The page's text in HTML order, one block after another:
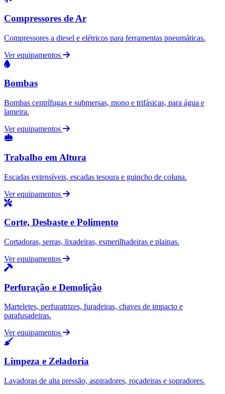
Compressores de Ar
Compressores a diesel e elétricos para ferramentas pneumáticas.
Ver equipamentos
Bombas
Bombas centrífugas e submersas, mono e trifásicas, para água e
lameira.
Ver equipamentos
Trabalho em Altura
Escadas extensíveis, escadas tesoura e guincho de coluna.
Ver equipamentos
Corte, Desbaste e Polimento
Cortadoras, serras, lixadeiras, esmerilhadeiras e plainas.
Ver equipamentos
Perfuração e Demolição
Marteletes, perfuratrizes, furadeiras, chaves de impacto e
parafusadeiras.
Ver equipamentos
Limpeza e Zeladoria
Lavadoras de alta pressão, aspiradores, roçadeiras e sopradores.